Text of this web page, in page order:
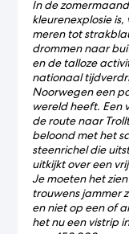
In de
kleurenexplosie
meren tot
drommen naar
en de talloze
nationaal
Noorwegen een
wereld heeft. Een
de route naar
beloond met het
steenrichel die
uitkijkt over een
Je moeten het
trouwens jammer
en niet op een of
het nu een vistrip